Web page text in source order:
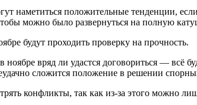
наметиться положительные тенденции,
можно было развернуться на полную
будут проходить проверку на прочность.
вряд ли удастся договориться — всё
сложится положение в решении
конфликты, так как из-за этого можно